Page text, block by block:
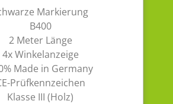
Markierung
B400
2 Meter Länge
4x Winkelanzeige
Made in Germany
Prüfkennzeichen
Klasse III (Holz)